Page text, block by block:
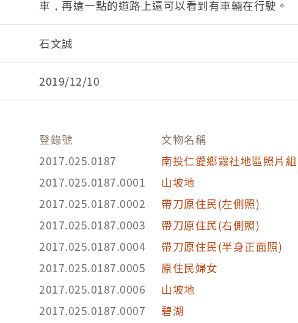
車，再遠一點的道路上還可以看到有車輛在行駛。
石文誠
2019/12/10
登錄號
文物名稱
2017.025.0187
南投仁愛鄉霧社地區照片組
2017.025.0187.0001
山坡地
2017.025.0187.0002
帶刀原住民(左側照)
2017.025.0187.0003
帶刀原住民(右側照)
2017.025.0187.0004
帶刀原住民(半身正面照)
2017.025.0187.0005
原住民婦女
2017.025.0187.0006
山坡地
2017.025.0187.0007
碧湖